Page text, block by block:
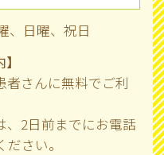
、日曜、祝日
者さんに無料でご利
、2日前までにお電話
さい。